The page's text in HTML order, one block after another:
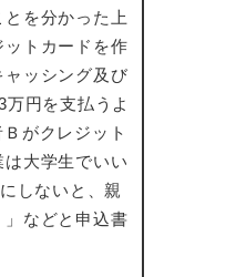
を分かった上
ットカードを作
ャッシング及び
万円を支払うよ
がクレジット
大学生でいい
しないと、親
などと申込書